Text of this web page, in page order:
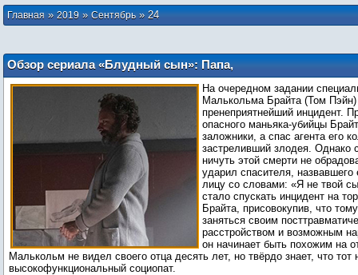
Главная»2019 » Сентябрь » 24
Обзор сериала «Блудный сын»: Папа,
папа, я скучаю
На очередном задании
Малькольма Брайта (Том
пренеприятнейший инцидент.
опасного маньяка-убийцы
заложники, а спас агента его
застреливший злодея. Однако
ничуть этой смерти не
ударил спасителя, назвавшего
лицу со словами: «Я не твой
стало спускать инцидент на
Брайта, присовокупив, что
заняться своим
расстройством и возможным
он начинает быть похожим на
Малькольм не видел своего отца десять лет, но твёрдо знает, что тот
высокофункциональный социопат.